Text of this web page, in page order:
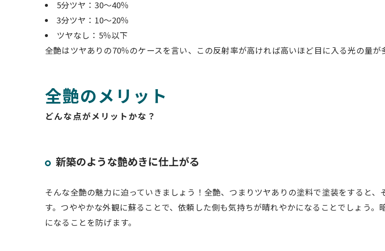
5分ツヤ：30～40％
3分ツヤ：10～20％
ツヤなし：5％以下
全艶はツヤありの70％のケースを言い、この反射率が高ければ高いほど目に入る光の量が
全艶のメリット
どんな点がメリットかな？
新築のような艶めきに仕上がる
そんな全艶の魅力に迫っていきましょう！全艶、つまりツヤありの塗料で塗装をすると
す。つややかな外観に蘇ることで、依頼した側も気持ちが晴れやかになることでしょう
になることを防げます。